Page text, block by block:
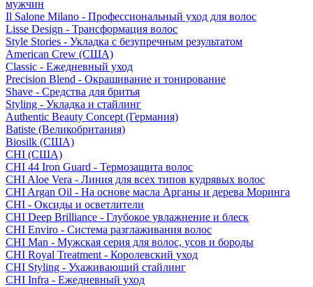
мужчин
Il Salone Milano - Профессиональный уход для волос
Lisse Design - Трансформация волос
Style Stories - Укладка с безупречным результатом
American Crew (США)
Classic - Ежедневный уход
Precision Blend - Окрашивание и тонирование
Shave - Средства для бритья
Styling - Укладка и стайлинг
Authentic Beauty Concept (Германия)
Batiste (Великобритания)
Biosilk (США)
CHI (США)
CHI 44 Iron Guard - Термозащита волос
CHI Aloe Vera - Линия для всех типов кудрявых волос
CHI Argan Oil - На основе масла Арганы и дерева Моринга
CHI - Оксиды и осветлители
CHI Deep Brilliance - Глубокое увлажнение и блеск
CHI Enviro - Система разглаживания волос
CHI Man - Мужская серия для волос, усов и бороды
CHI Royal Treatment - Королевский уход
CHI Styling - Ухаживающий стайлинг
CHI Infra - Ежедневный уход